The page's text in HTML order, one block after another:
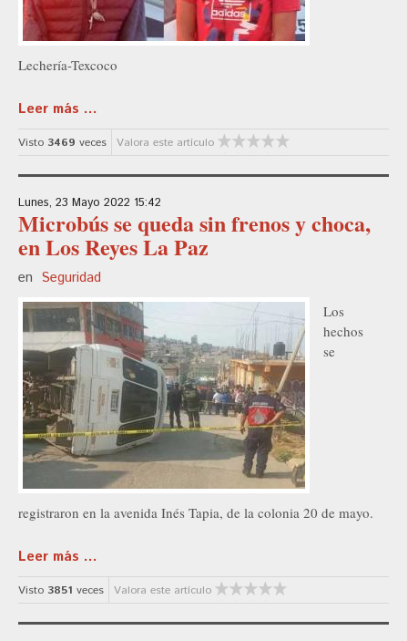
Lechería-Texcoco
Leer más ...
Visto 3469 veces Valora este artículo
Lunes, 23 Mayo 2022 15:42
Microbús se queda sin frenos y choca,
en Los Reyes La Paz
en Seguridad
Los
hechos
se
registraron en la avenida Inés Tapia, de la colonia 20 de mayo.
Leer más ...
Visto 3851 veces Valora este artículo